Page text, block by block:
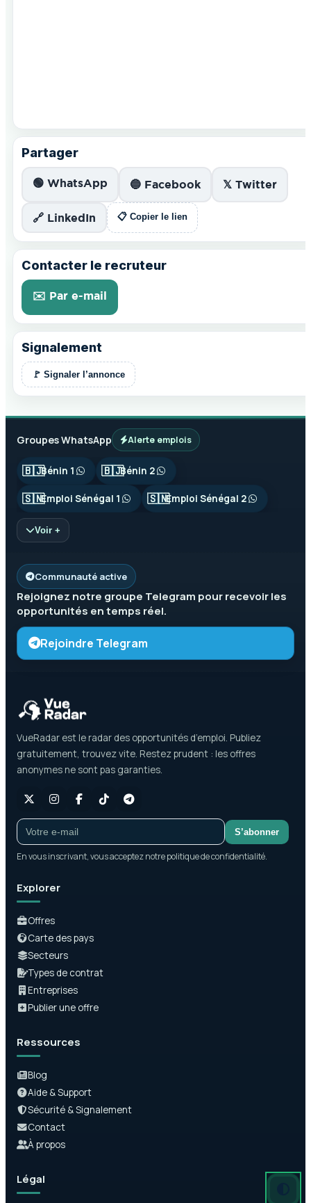
Partager
🟢 WhatsApp 🔵 Facebook 𝕏 Twitter
🔗 LinkedIn 📋 Copier le lien
Contacter le recruteur
✉️ Par e-mail
Signalement
🚩 Signaler l’annonce
Groupes WhatsApp Alerte emplois
🇧🇯Bénin 1 🇧🇯Bénin 2
🇸🇳Emploi Sénégal 1 🇸🇳Emploi Sénégal 2
Voir +
Communauté active
Rejoignez notre groupe Telegram pour recevoir les
opportunités en temps réel.
Rejoindre Telegram
VueRadar est le radar des opportunités d’emploi. Publiez
gratuitement, trouvez vite. Restez prudent : les offres
anonymes ne sont pas garanties.
S’abonner
En vous inscrivant, vous acceptez notre politique de confidentialité.
Explorer
Offres
Carte des pays
Secteurs
Types de contrat
Entreprises
Publier une offre
Ressources
Blog
Aide & Support
Sécurité & Signalement
Contact
À propos
Légal Mode
Mode
Mode clair